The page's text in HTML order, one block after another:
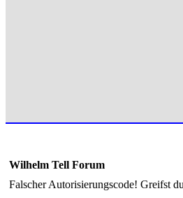
Wilhelm Tell Forum
Falscher Autorisierungscode! Greifst